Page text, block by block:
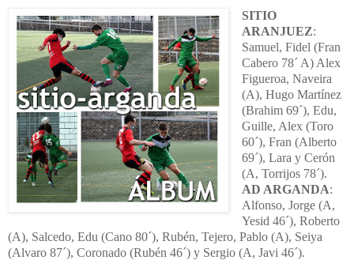
SITIO
ARANJUEZ:
Samuel, Fidel (Fran
Cabero 78´ A) Alex
Figueroa, Naveira
(A), Hugo Martínez
(Brahim 69´), Edu,
Guille, Alex (Toro
60´), Fran (Alberto
69´), Lara y Cerón
(A, Torrijos 78´).
AD ARGANDA:
Alfonso, Jorge (A,
Yesid 46´), Roberto
(A), Salcedo, Edu (Cano 80´), Rubén, Tejero, Pablo (A), Seiya
(Alvaro 87´), Coronado (Rubén 46´) y Sergio (A, Javi 46´).